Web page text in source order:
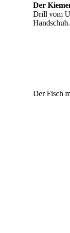
Der
Drill vom
Handschuh.
Der Fisch